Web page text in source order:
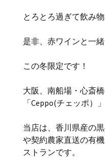
とろとろ過ぎて飲み
是非、赤ワインと一
この冬限定です！
大阪、南船場・心斎
「Ceppo(チェッポ）」
当店は、香川県産の
や契約農家直送の有
ストランです。